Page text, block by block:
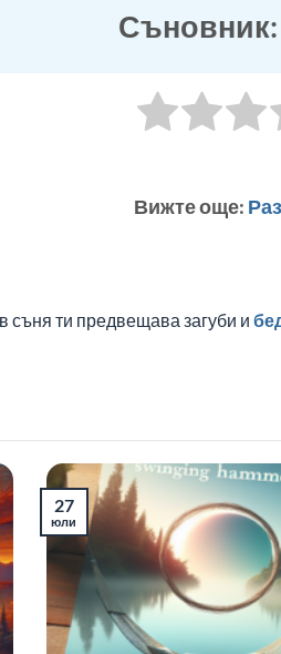
Вижте още:
ти предвещава загуби и
27
юли